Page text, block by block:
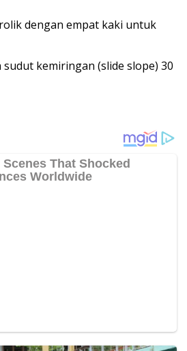
dengan empat kaki untuk
kemiringan (slide slope) 30